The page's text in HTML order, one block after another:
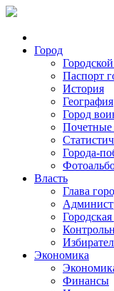
Город
Паспорт
История
География
Город
Почетные
Города-
Власть
Глава
Экономика
Финансы